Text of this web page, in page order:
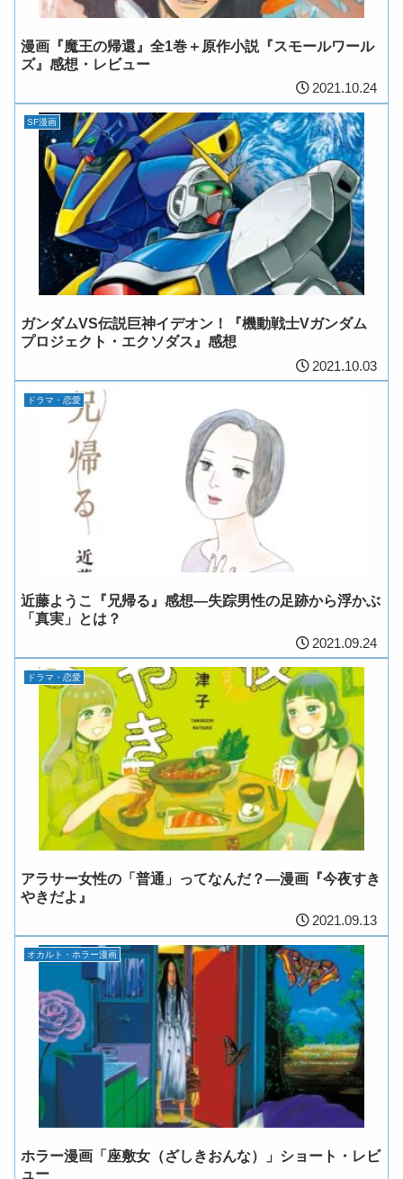
漫画『魔王の帰還』全1巻＋原作小説『スモールワール
ズ』感想・レビュー
2021.10.24
SF漫画
ガンダムVS伝説巨神イデオン！『機動戦士Vガンダム
プロジェクト・エクソダス』感想
2021.10.03
ドラマ・恋愛
近藤ようこ『兄帰る』感想―失踪男性の足跡から浮かぶ
「真実」とは？
2021.09.24
ドラマ・恋愛
アラサー女性の「普通」ってなんだ？―漫画『今夜すき
やきだよ』
2021.09.13
オカルト・ホラー漫画
ホラー漫画「座敷女（ざしきおんな）」ショート・レビ
ュー